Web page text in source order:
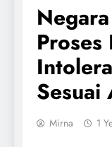
Proses
Sesuai
Mirna 1